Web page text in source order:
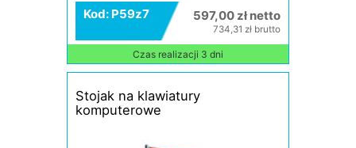
Kod: P59z7 597,00 zł netto
734,31 zł brutto
Czas realizacji 3 dni
Stojak na klawiatury
komputerowe